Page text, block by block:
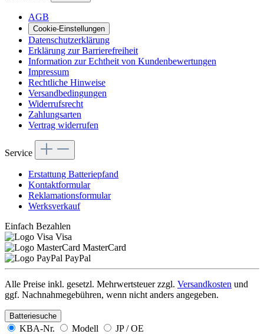
AGB
Cookie-Einstellungen
Datenschutzerklärung
Erklärung zur Barrierefreiheit
Information zur Echtheit von Kundenbewertungen
Impressum
Rechtliche Hinweise
Versandbedingungen
Widerrufsrecht
Zahlungsarten
Vertrag widerrufen
Service
Erstattung Batteriepfand
Kontaktformular
Reklamationsformular
Werksverkauf
Einfach Bezahlen
Visa
MasterCard
PayPal
Alle Preise inkl. gesetzl. Mehrwertsteuer zzgl. Versandkosten und
ggf. Nachnahmegebühren, wenn nicht anders angegeben.
Batteriesuche
KBA-Nr. Modell
JP / OE